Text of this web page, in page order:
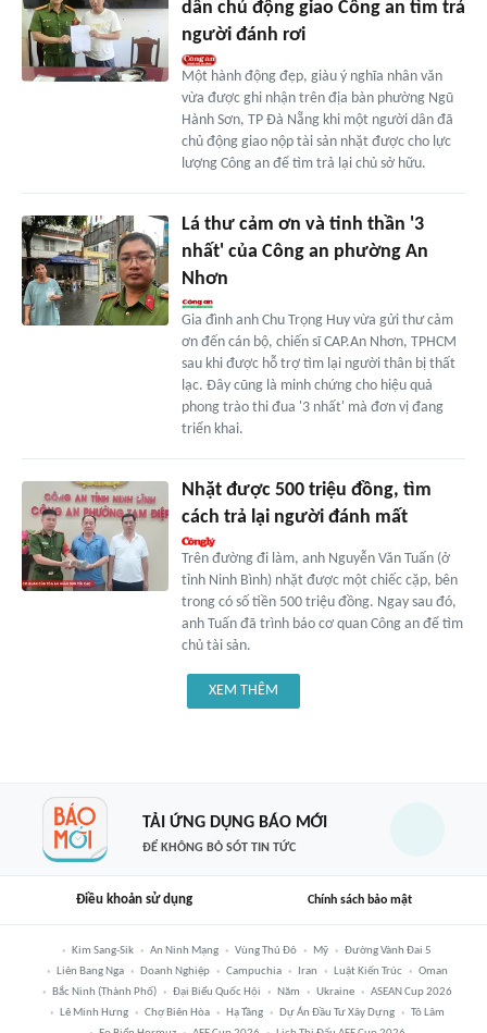
dân chủ động giao Công an tìm trả
người đánh rơi
Một hành động đẹp, giàu ý nghĩa nhân văn
vừa được ghi nhận trên địa bàn phường Ngũ
Hành Sơn, TP Đà Nẵng khi một người dân đã
chủ động giao nộp tài sản nhặt được cho lực
lượng Công an để tìm trả lại chủ sở hữu.
Lá thư cảm ơn và tinh thần '3
nhất' của Công an phường An
Nhơn
Gia đình anh Chu Trọng Huy vừa gửi thư cảm
ơn đến cán bộ, chiến sĩ CAP.An Nhơn, TPHCM
sau khi được hỗ trợ tìm lại người thân bị thất
lạc. Đây cũng là minh chứng cho hiệu quả
phong trào thi đua '3 nhất' mà đơn vị đang
triển khai.
Nhặt được 500 triệu đồng, tìm
cách trả lại người đánh mất
Trên đường đi làm, anh Nguyễn Văn Tuấn (ở
tỉnh Ninh Bình) nhặt được một chiếc cặp, bên
trong có số tiền 500 triệu đồng. Ngay sau đó,
anh Tuấn đã trình báo cơ quan Công an để tìm
chủ tài sản.
XEM THÊM
TẢI ỨNG DỤNG BÁO MỚI
ĐỂ KHÔNG BỎ SÓT TIN TỨC
Điều khoản sử dụng Chính sách bảo mật
Kim Sang-Sik An Ninh Mạng Vùng Thủ Đô Mỹ
Đường Vành Đai 5
Liên Bang Nga
Doanh Nghiệp Campuchia Iran Luật Kiến Trúc
Oman
Bắc Ninh (thành Phố)
Đại Biểu Quốc Hội Năm Ukraine
ASEAN Cup 2026
Lê Minh Hưng
Chợ Biên Hòa Hạ Tầng Dự Án Đầu Tư Xây Dựng
Tô Lâm